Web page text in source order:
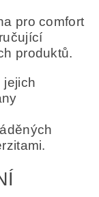
pro comfort
produktů.
jejich